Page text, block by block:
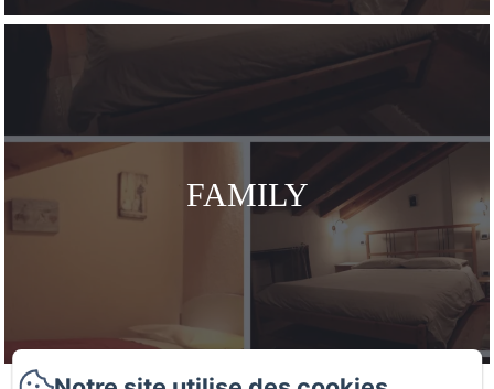
FAMILY